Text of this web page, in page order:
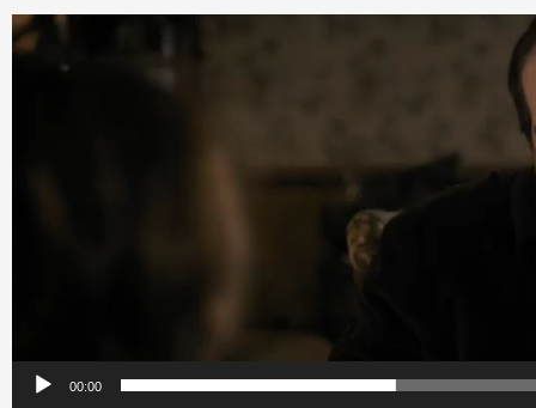
Lecteur
vidéo
00:00